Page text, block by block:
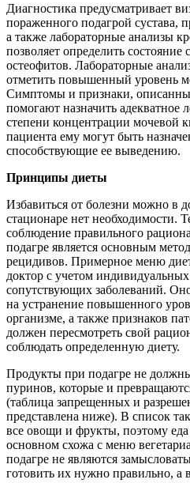
Диагностика предусматривает
пораженного подагрой сустава,
а также лабораторные анализы
позволяет определить состояние
остеофитов. Лабораторные
отметить повышенный уровень
Симптомы и признаки,
помогают назначить адекватное
степени концентрации мочевой
пациента ему могут быть
способствующие ее выведению.
Принципы диеты
Избавиться от болезни можно в
стационаре нет необходимости.
соблюдение правильного
подагре является основным
рецидивов. Примерное меню
доктор с учетом
сопутствующих заболеваний.
на устранение повышенного
организме, а также признаков
должен пересмотреть свой
соблюдать определенную диету.
Продукты при подагре не
пуринов, которые и
(таблица запрещенных и
представлена ниже). В список
все овощи и фрукты, поэтому
основном схожа с меню
подагре не являются
готовить их нужно правильно, а